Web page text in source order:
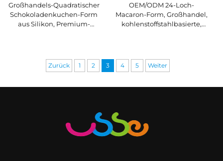
Großhandels-Quadratischer
Schokoladenkuchen-Form
aus Silikon, Premium-
OEM/ODM 24-Loch-
Macaron-Form, Großhandel,
kohlenstoffstahlbasierte,
Formen
Zurück 1 2 3 4 5 Weiter